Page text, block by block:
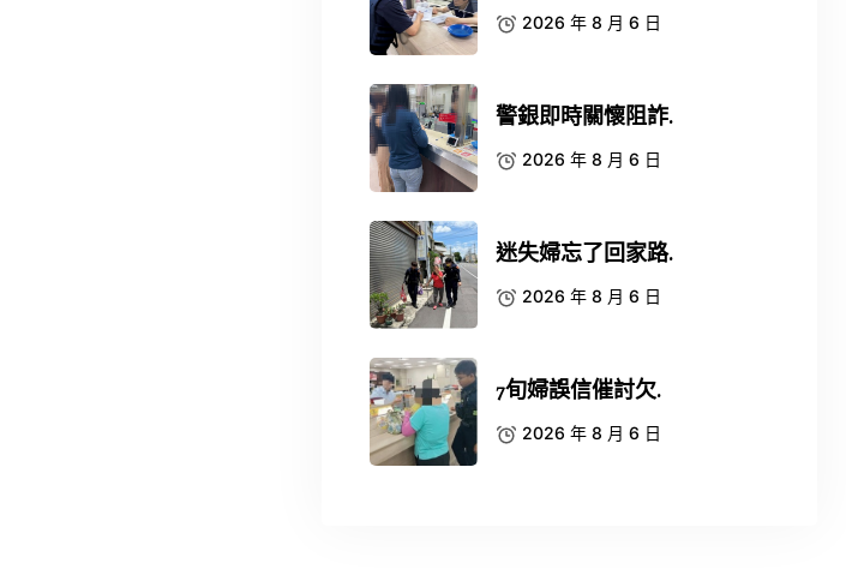
2026 年 8 月 6 日
警銀即時關懷阻詐.
2026 年 8 月 6 日
迷失婦忘了回家路.
2026 年 8 月 6 日
7旬婦誤信催討欠.
2026 年 8 月 6 日